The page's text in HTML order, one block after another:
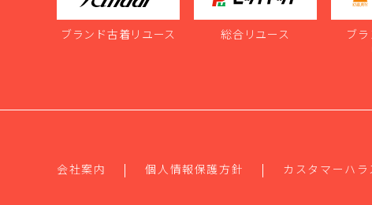
ブランド古着リユース 総合リユース
ブ
会社案内 個人情報保護方針 カスタマーハ